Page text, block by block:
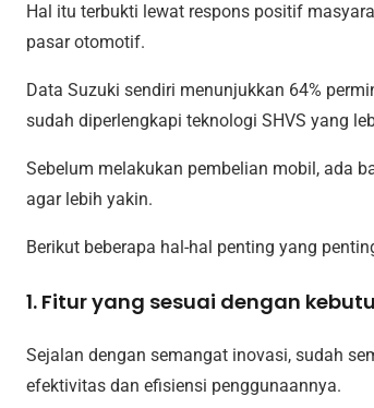
Hal itu terbukti lewat respons positif
pasar otomotif.
Data Suzuki sendiri menunjukkan 64%
sudah diperlengkapi teknologi SHVS yang
Sebelum melakukan pembelian mobil, ada
agar lebih yakin.
Berikut beberapa hal-hal penting yang
1. Fitur yang sesuai dengan
Sejalan dengan semangat inovasi, sudah
efektivitas dan efisiensi penggunaannya.